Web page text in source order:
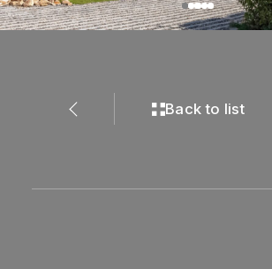
Back to list